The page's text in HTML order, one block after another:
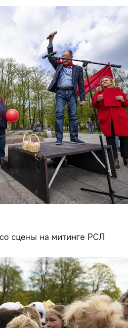
сцены на митинге РСЛ